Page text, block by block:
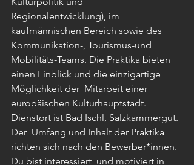
Regionalentwicklung), im
kaufmännischen Bereich sowie des
Kommunikation-, Tourismus-und
Mobilitäts-Teams. Die Praktika bieten
einen Einblick und die einzigartige
Möglichkeit der  Mitarbeit einer
europäischen Kulturhauptstadt.
Dienstort ist Bad Ischl, Salzkammergut.
Der  Umfang und Inhalt der Praktika
richten sich nach den Bewerber*innen.
Du bist interessiert  und motiviert in